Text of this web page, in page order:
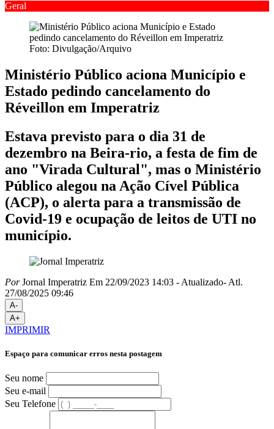
Geral
Foto: Divulgação/Arquivo
Ministério Público aciona Município e
Estado pedindo cancelamento do
Réveillon em Imperatriz
Estava previsto para o dia 31 de
dezembro na Beira-rio, a festa de fim de
ano "Virada Cultural", mas o Ministério
Público alegou na Ação Cível Pública
(ACP), o alerta para a transmissão de
Covid-19 e ocupação de leitos de UTI no
município.
PorJornal Imperatriz Em 22/09/2023 14:03 - Atualizado- Atl.
27/08/2025 09:46
A-
A+
IMPRIMIR
Espaço para comunicar erros nesta postagem
Seu nome
Seu e-mail
Seu Telefone